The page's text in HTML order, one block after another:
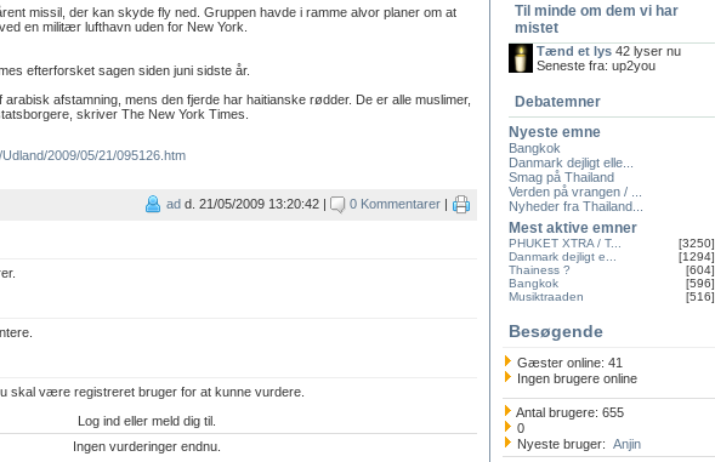
missil, der kan skyde fly ned. Gruppen havde i ramme alvor planer om at
en militær lufthavn uden for New York.
efterforsket sagen siden juni sidste år.
afstamning, mens den fjerde har haitianske rødder. De er alle muslimer,
skriver The New York Times.
2009/05/21/095126.htm
ad d. 21/05/2009 13:20:42 | 0 Kommentarer |
skal være registreret bruger for at kunne vurdere.
Log ind eller meld dig til.
Ingen vurderinger endnu.
Til minde om dem vi har
mistet
Tænd et lys 42 lyser nu
Seneste fra: up2you
Debatemner
Nyeste emne
Bangkok
Danmark dejligt elle...
Smag på Thailand
Verden på vrangen / ...
Nyheder fra Thailand...
Mest aktive emner
PHUKET XTRA / T...
[3250]
Danmark dejligt e...
[1294]
Thainess ?
[604]
Bangkok
[596]
Musiktraaden
[516]
Besøgende
Gæster online: 41
Ingen brugere online
Antal brugere: 655
0
Nyeste bruger: Anjin